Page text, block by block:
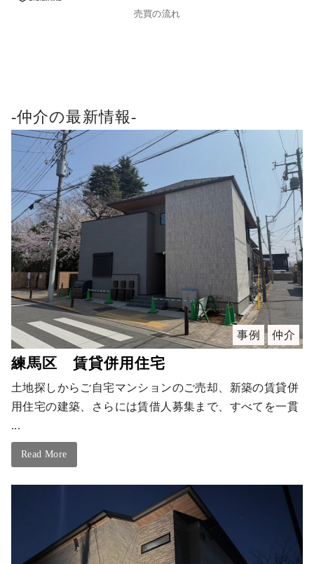
売買の流れ
-仲介の最新情報-
事例 仲介
練馬区 賃貸併用住宅
土地探しからご自宅マンションのご売却、新築の賃貸併
用住宅の建築、さらには賃借人募集まで、すべてを一貫
...
Read More